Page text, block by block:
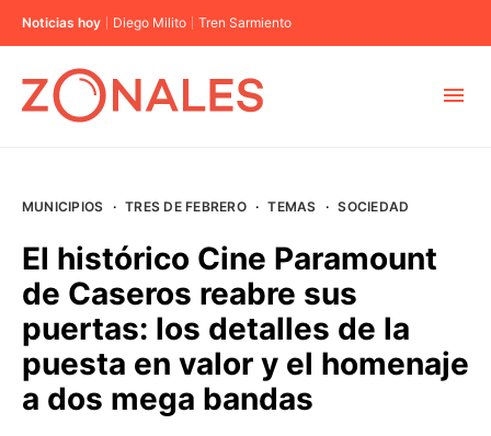
Noticias hoy Diego Milito Tren Sarmiento
BUENOS AIRES
PROVINCIAS
MUNICIPIOS · TRES DE FEBRERO · TEMAS · SOCIEDAD
El histórico Cine Paramount
de Caseros reabre sus
puertas: los detalles de la
puesta en valor y el homenaje
a dos mega bandas